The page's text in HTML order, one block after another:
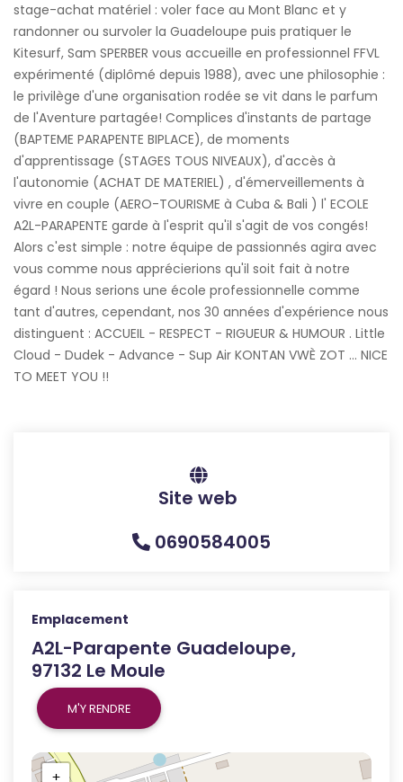
stage-achat matériel : voler face au Mont Blanc et y
randonner ou survoler la Guadeloupe puis pratiquer le
Kitesurf, Sam SPERBER vous accueille en professionnel FFVL
expérimenté (diplômé depuis 1988), avec une philosophie :
le privilège d'une organisation rodée se vit dans le parfum
de l'Aventure partagée! Complices d'instants de partage
(BAPTEME PARAPENTE BIPLACE), de moments
d'apprentissage (STAGES TOUS NIVEAUX), d'accès à
l'autonomie (ACHAT DE MATERIEL) , d'émerveillements à
vivre en couple (AERO-TOURISME à Cuba & Bali ) l' ECOLE
A2L-PARAPENTE garde à l'esprit qu'il s'agit de vos congés!
Alors c'est simple : notre équipe de passionnés agira avec
vous comme nous apprécierions qu'il soit fait à notre
égard ! Nous serions une école professionnelle comme
tant d'autres, cependant, nos 30 années d'expérience nous
distinguent : ACCUEIL - RESPECT - RIGUEUR & HUMOUR . Little
Cloud - Dudek - Advance - Sup Air KONTAN VWÈ ZOT ... NICE
TO MEET YOU !!
Site web
0690584005
Emplacement
A2L-Parapente Guadeloupe,
97132 Le Moule
M'Y RENDRE
+